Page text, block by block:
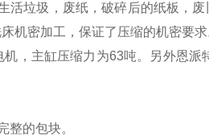
垃圾，废纸，破碎后的纸板，废
机密加工，保证了压缩的机密要求
机，主缸压缩力为63吨。另外恩派
整的包块。